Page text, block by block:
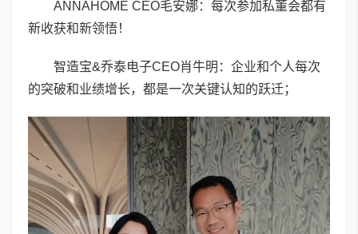
ANNAHOME CEO毛安娜：每次参加私董会都有
新收获和新领悟！
智造宝&乔泰电子CEO肖牛明：企业和个人每次
的突破和业绩增长，都是一次关键认知的跃迁；